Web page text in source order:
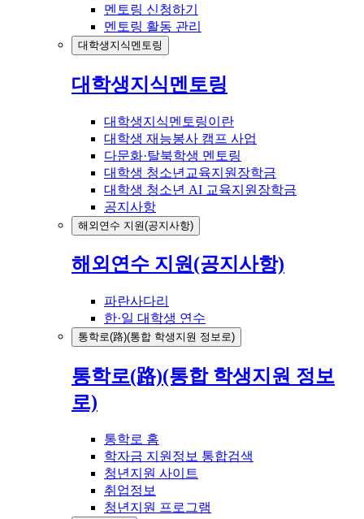
멘토링 신청하기
멘토링 활동 관리
대학생지식멘토링
대학생지식멘토링
대학생지식멘토링이란
대학생 재능봉사 캠프 사업
다문화·탈북학생 멘토링
대학생 청소년교육지원장학금
대학생 청소년 AI 교육지원장학금
공지사항
해외연수 지원(공지사항)
해외연수 지원(공지사항)
파란사다리
한·일 대학생 연수
통학로(路)(통합 학생지원 정보로)
통학로(路)(통합 학생지원 정보
로)
통학로 홈
학자금 지원정보 통합검색
청년지원 사이트
취업정보
청년지원 프로그램